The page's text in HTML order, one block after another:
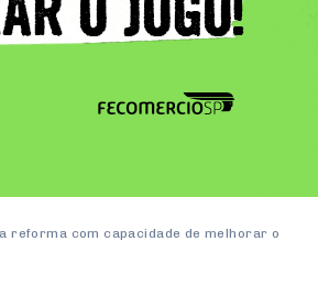
reforma com capacidade de melhorar o